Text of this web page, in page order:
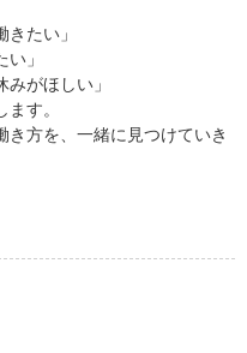
きたい」
」
みがほしい」
す。
方を、一緒に見つけていき